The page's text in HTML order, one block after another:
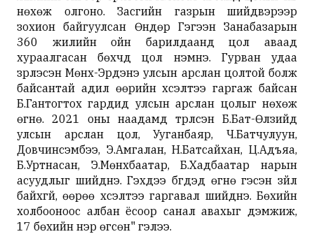
нөхөж олгоно. Засгийн газрын шийдвэрээр
зохион байгуулсан Өндөр Гэгээн Занабазарын
360 жилийн ойн барилдаанд цол аваад
хураалгасан бөхчүүд цол нэмнэ. Гурван удаа
үзүүрлэсэн Мөнх-Эрдэнэ улсын арслан цолтой болж
байсантай адил өөрийн хүсэлтээ гаргаж байсан
Б.Гантогтох гардид улсын арслан цолыг нөхөж
өгнө. 2021 оны наадамд түрүүлсэн Б.Бат-Өлзийд
улсын арслан цол, Ууганбаяр, Ч.Батчулуун,
Довчинсэмбээ, Э.Амгалан, Н.Батсайхан, Ц.Адъяа,
Б.Уртнасан, Э.Мөнхбаатар, Б.Хадбаатар нарын
асуудлыг шийднэ. Гэхдээ бүгдэд өгнө гэсэн зүйл
байхгүй, өөрөө хүсэлтээ гаргавал шийднэ. Бөхийн
холбооноос албан ёсоор санал авахыг дэмжиж,
17 бөхийн нэр өгсөн" гэлээ.